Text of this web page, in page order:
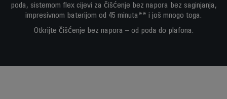
poda, sistemom flex cijevi za čišćenje bez napora bez saginjanja,
impresivnom baterijom od 45 minuta** i još mnogo toga.
Otkrijte čišćenje bez napora – od poda do plafona.